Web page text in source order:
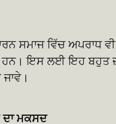
ਸਮਾਜ ਵਿੱਚ ਅਪਰਾਧ
ਇਸ ਲਈ ਇਹ ਬਹੁਤ
ਦਾ ਮਕਸਦ